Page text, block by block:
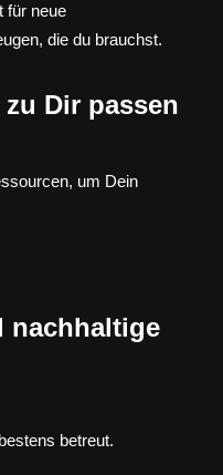
für neue
die du brauchst.
Dir passen
um Dein
nachhaltige
betreut.